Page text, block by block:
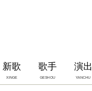
新歌
XINGE
歌手
GESHOU
演出
YANCHU